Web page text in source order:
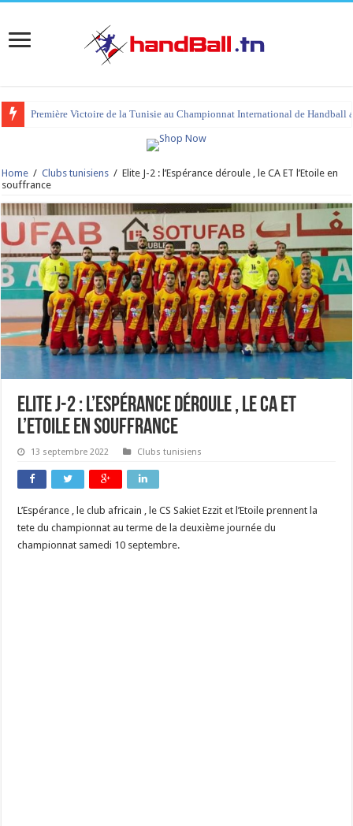
Première Victoire de la Tunisie au Championnat International de Handball
Home / Clubs tunisiens / Elite J-2 : l’Espérance déroule , le CA ET l’Etoile en
souffrance
Elite J-2 : l’Espérance déroule , le CA ET
l’Etoile en souffrance
13 septembre 2022 Clubs tunisiens
L’Espérance , le club africain , le CS Sakiet Ezzit et l’Etoile prennent la
tete du championnat au terme de la deuxième journée du
championnat samedi 10 septembre.